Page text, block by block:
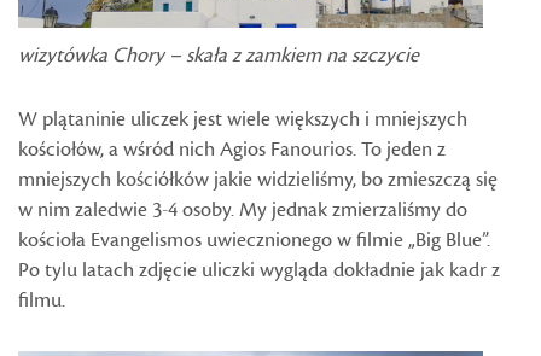
wizytówka Chory – skała z zamkiem na szczycie
W plątaninie uliczek jest wiele większych i mniejszych
kościołów, a wśród nich Agios Fanourios. To jeden z
mniejszych kościółków jakie widzieliśmy, bo zmieszczą się
w nim zaledwie 3-4 osoby. My jednak zmierzaliśmy do
kościoła Evangelismos uwiecznionego w filmie „Big Blue”.
Po tylu latach zdjęcie uliczki wygląda dokładnie jak kadr z
filmu.